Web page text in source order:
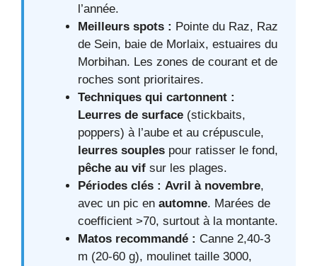
l’année.
Meilleurs spots : Pointe du Raz, Raz
de Sein, baie de Morlaix, estuaires du
Morbihan. Les zones de courant et de
roches sont prioritaires.
Techniques qui cartonnent :
Leurres de surface (stickbaits,
poppers) à l’aube et au crépuscule,
leurres souples pour ratisser le fond,
pêche au vif sur les plages.
Périodes clés : Avril à novembre,
avec un pic en automne. Marées de
coefficient >70, surtout à la montante.
Matos recommandé : Canne 2,40-3
m (20-60 g), moulinet taille 3000,